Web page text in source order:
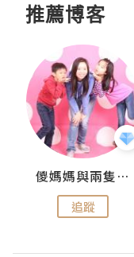
推薦博客
儍媽媽與兩隻小魔怪之家
追蹤